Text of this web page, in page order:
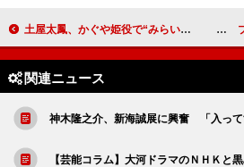
土屋太鳳、かぐや姫役で“みらい舞踊”披露 「ダンスで大きな舞台にも挑戦したい」 中
関連ニュース
神木隆之介、新海誠展に興奮 「入って
【芸能コラム】大河ドラマのＮＨＫと